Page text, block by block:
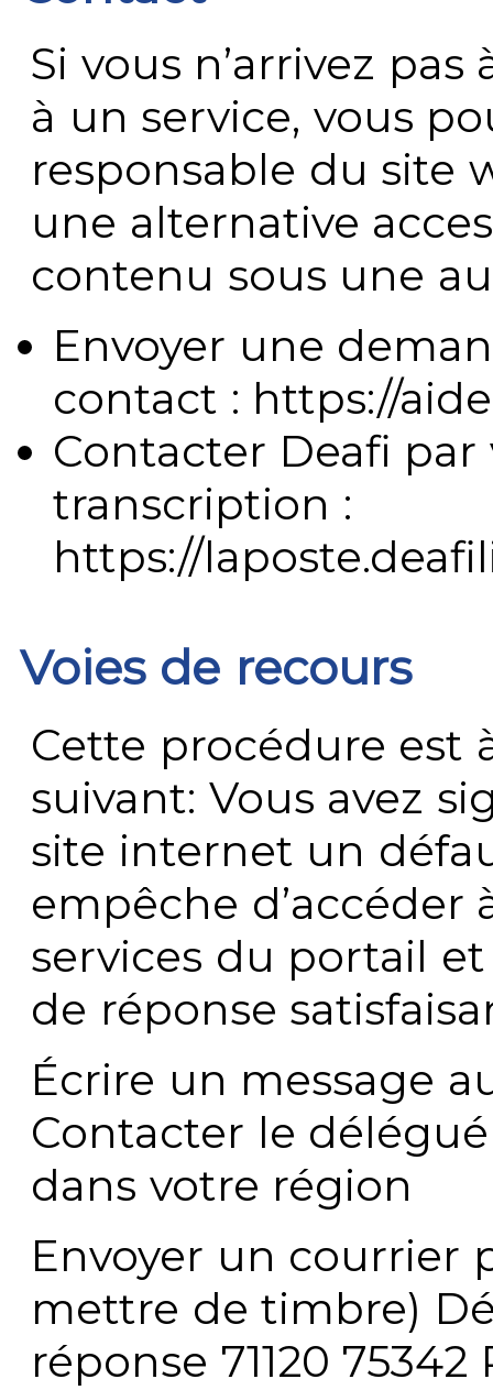
Si vous n’arrivez
à un service, vous
responsable du site
une alternative
contenu sous une
Envoyer une
contact : https://
Contacter Deafi
transcription :
https://
Voies de recours
Cette procédure est
suivant: Vous avez
site internet un
empêche
services du portail
de réponse
Écrire un message
Contacter le
dans votre région
Envoyer un courrier
mettre de timbre)
réponse 71120 75342